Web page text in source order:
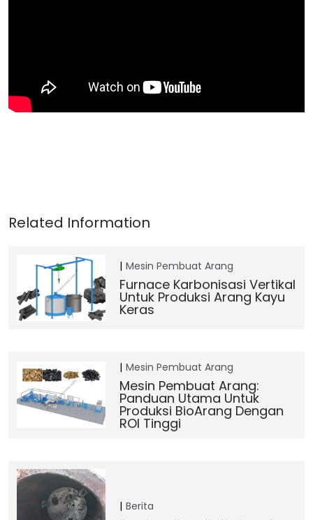
Mesin Pembuat Arang
Furnace Karbonisasi Vertikal
Untuk Produksi Arang Kayu
Keras
Mesin Pembuat Arang
Mesin Pembuat Arang:
Panduan Utama Untuk
Produksi BioArang Dengan
ROI Tinggi
Berita